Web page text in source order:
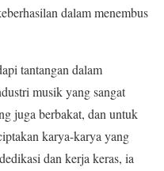
dalam menembus
tantangan dalam
musik yang sangat
juga berbakat, dan untuk
karya-karya yang
dan kerja keras, ia